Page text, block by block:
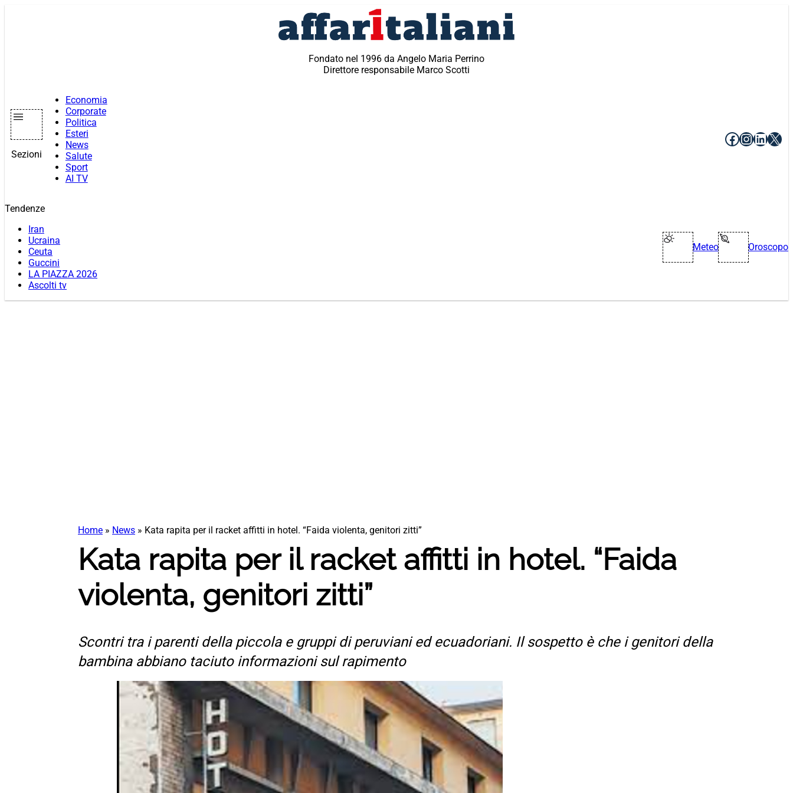
Fondato nel 1996 da Angelo Maria Perrino
Direttore responsabile Marco Scotti
Sezioni
Economia
Corporate
Politica
Esteri
News
Salute
Sport
AI TV
Facebook
X
Tendenze
Iran
Ucraina
Ceuta
Guccini
LA PIAZZA 2026
Ascolti tv
Meteo Oroscopo
Home » News » Kata rapita per il racket affitti in hotel. “Faida violenta, genitori zitti”
Kata rapita per il racket affitti in hotel. “Faida
violenta, genitori zitti”
Scontri tra i parenti della piccola e gruppi di peruviani ed ecuadoriani. Il sospetto è che i genitori della
bambina abbiano taciuto informazioni sul rapimento